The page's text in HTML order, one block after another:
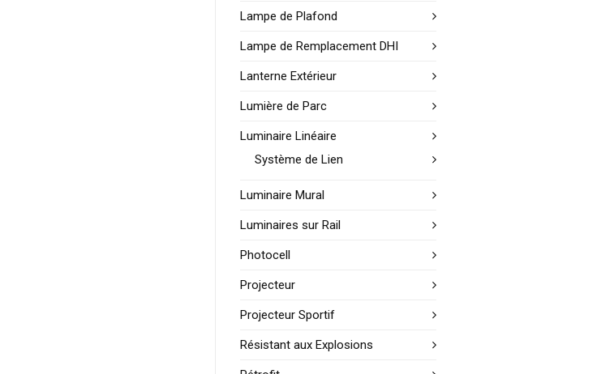
Lampe de Plafond
Lampe de Remplacement DHI
Lanterne Extérieur
Lumière de Parc
Luminaire Linéaire
Système de Lien
Luminaire Mural
Luminaires sur Rail
Photocell
Projecteur
Projecteur Sportif
Résistant aux Explosions